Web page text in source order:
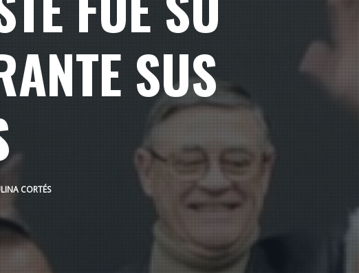
SUS
CORTÉS